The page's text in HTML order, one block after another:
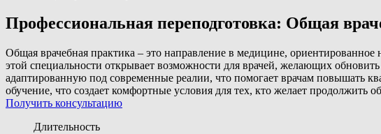
Профессиональная переподготовка: Общая
Общая врачебная практика – это направление в медицине,
этой специальности открывает возможности для врачей, желающих
адаптированную под современные реалии, что помогает врачам повышать
обучение, что создает комфортные условия для тех, кто желает продолжить
Получить консультацию
Длительность